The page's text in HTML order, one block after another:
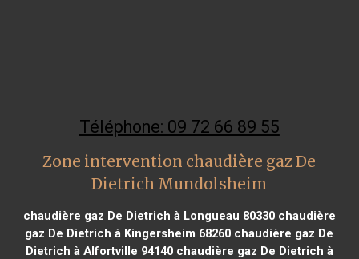
Téléphone: 09 72 66 89 55
Zone intervention chaudière gaz De
Dietrich Mundolsheim
chaudière gaz De Dietrich à Longueau 80330chaudière
gaz De Dietrich à Kingersheim 68260 chaudière gaz De
Dietrich à Alfortville 94140chaudière gaz De Dietrich à